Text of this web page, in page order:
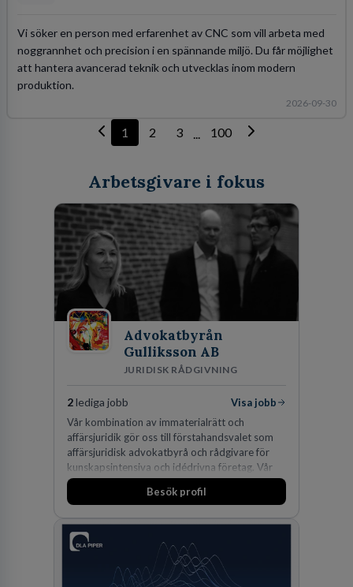
Vi söker en person med erfarenhet av CNC som vill arbeta med
noggrannhet och precision i en spännande miljö. Du får möjlighet
att hantera avancerad teknik och utvecklas inom modern
produktion.
2026-09-30
1 2 3 ... 100
Arbetsgivare i fokus
Advokatbyrån
Gulliksson AB
JURIDISK RÅDGIVNING
2lediga jobb
Visa jobb
Vår kombination av immaterialrätt och
affärsjuridik gör oss till förstahandsvalet som
affärsjuridisk advokatbyrå och rådgivare för
kunskapsintensiva och idédrivna företag. Vår
expertis inom IP-tillgångar har gett oss en
marknadsledande position. Våra klienter väljer
skydda, utveckla och kommersialisera
företagets viktigaste tillgångar.
Besök profil